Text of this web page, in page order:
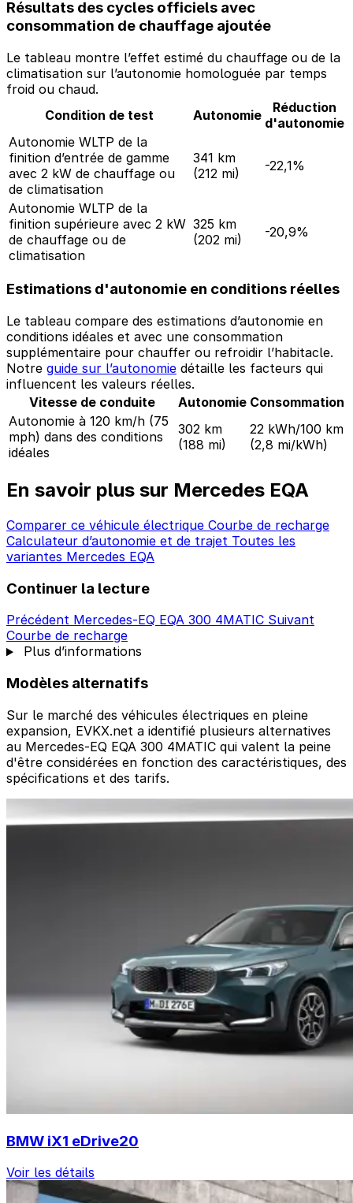
Résultats des cycles officiels avec
consommation de chauffage ajoutée
Le tableau montre l’effet estimé du chauffage ou de la
climatisation sur l’autonomie homologuée par temps
froid ou chaud.
Condition de test
Autonomie
Réduction
d'autonomie
Autonomie WLTP de la
finition d’entrée de gamme
avec 2 kW de chauffage ou
de climatisation
341 km
(212 mi)
-22,1%
Autonomie WLTP de la
finition supérieure avec 2 kW
de chauffage ou de
climatisation
325 km
(202 mi)
-20,9%
Estimations d'autonomie en conditions réelles
Le tableau compare des estimations d’autonomie en
conditions idéales et avec une consommation
supplémentaire pour chauffer ou refroidir l’habitacle.
Notre guide sur l’autonomie détaille les facteurs qui
influencent les valeurs réelles.
Vitesse de conduite
Autonomie Consommation
Autonomie à 120 km/h (75
mph) dans des conditions
idéales
302 km
(188 mi)
22 kWh/100 km
(2,8 mi/kWh)
En savoir plus sur Mercedes EQA
Comparer ce véhicule électrique Courbe de recharge
Calculateur d’autonomie et de trajet Toutes les
variantes Mercedes EQA
Continuer la lecture
Précédent Mercedes-EQ EQA 300 4MATIC Suivant
Courbe de recharge
Plus d’informations
Modèles alternatifs
Sur le marché des véhicules électriques en pleine
expansion, EVKX.net a identifié plusieurs alternatives
au Mercedes-EQ EQA 300 4MATIC qui valent la peine
d'être considérées en fonction des caractéristiques, des
spécifications et des tarifs.
BMW iX1 eDrive20
Voir les détails